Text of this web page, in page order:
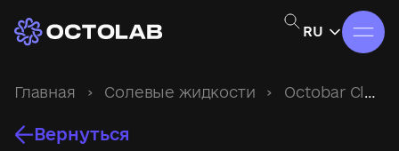
RU
Главная › Солевые жидкости › Octobar Classic
Вернуться